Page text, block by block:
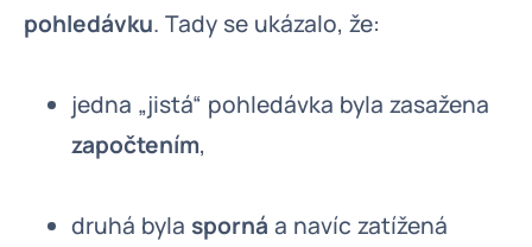
pohledávku. Tady se ukázalo, že:
jedna „jistá“ pohledávka byla zasažena
započtením,
druhá byla sporná a navíc zatížená